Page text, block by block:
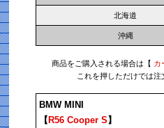
北海道
沖縄
商品をご購入される場合は【 カ
これを押しただけでは
BMW MINI
【 R56 Cooper S 】